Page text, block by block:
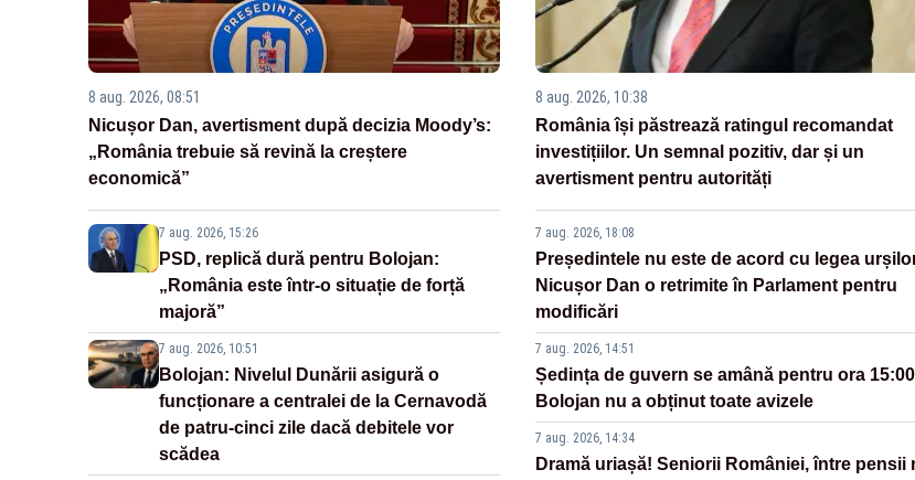
8 aug. 2026, 08:51
Nicușor Dan, avertisment după decizia Moody’s:
„România trebuie să revină la creștere
economică”
7 aug. 2026, 15:26
PSD, replică dură pentru Bolojan:
„România este într-o situație de forță
majoră”
7 aug. 2026, 10:51
Bolojan: Nivelul Dunării asigură o
funcționare a centralei de la Cernavodă
de patru-cinci zile dacă debitele vor
scădea
8 aug. 2026, 10:38
România își păstrează ratingul recomandat
investițiilor. Un semnal pozitiv, dar și un
avertisment pentru autorități
7 aug. 2026, 18:08
Președintele nu este de acord cu legea
Nicușor Dan o retrimite în Parlament pentru
modificări
7 aug. 2026, 14:51
Ședința de guvern se amână pentru ora
Bolojan nu a obținut toate avizele
7 aug. 2026, 14:34
Dramă uriașă! Seniorii României, între pensii